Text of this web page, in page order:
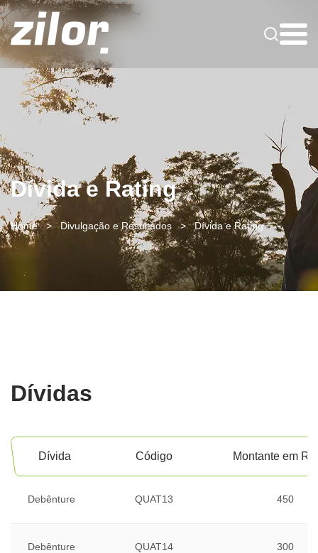
Dívida e Rating
Home > Divulgação e Resultados > Dívida e Rating
Dívidas
Dívida Código Montante em R$
Debênture QUAT13 450
Debênture QUAT14 300